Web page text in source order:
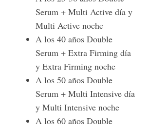
Serum + Multi Active día y
Multi Active noche
A los 40 años Double
Serum + Extra Firming día
y Extra Firming noche
A los 50 años Double
Serum + Multi Intensive día
y Multi Intensive noche
A los 60 años Double